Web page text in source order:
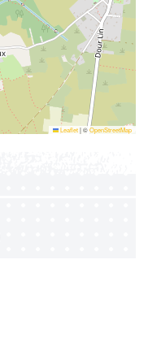
Leaflet|©OpenStreetMap